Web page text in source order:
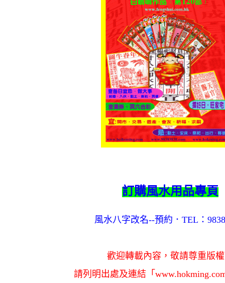
訂購風水用品專頁
風水八字改名--預約．TEL：
歡迎轉載內容，敬請尊重版
請列明出處及連結「